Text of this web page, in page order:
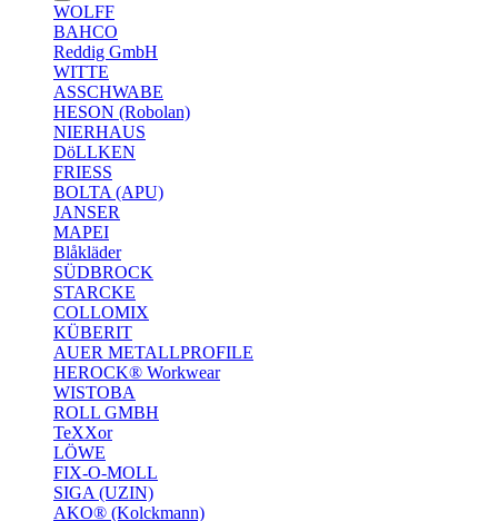
WOLFF
BAHCO
Reddig GmbH
WITTE
ASSCHWABE
HESON (Robolan)
NIERHAUS
DöLLKEN
FRIESS
BOLTA (APU)
JANSER
MAPEI
Blåkläder
SÜDBROCK
STARCKE
COLLOMIX
KÜBERIT
AUER METALLPROFILE
HEROCK® Workwear
WISTOBA
ROLL GMBH
TeXXor
LÖWE
FIX-O-MOLL
SIGA (UZIN)
AKO® (Kolckmann)